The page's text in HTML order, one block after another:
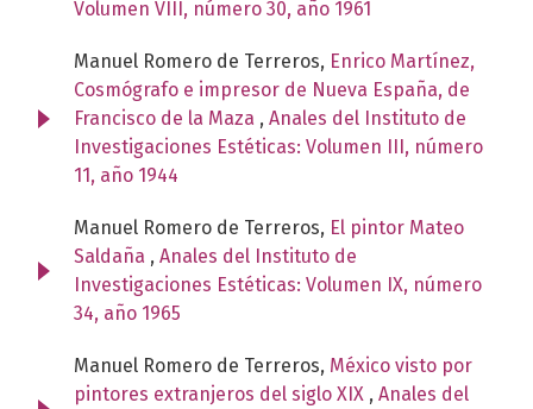
Volumen VIII, número 30, año 1961
Manuel Romero de Terreros, Enrico Martínez,
Cosmógrafo e impresor de Nueva España, de
Francisco de la Maza , Anales del Instituto de
Investigaciones Estéticas: Volumen III, número
11, año 1944
Manuel Romero de Terreros, El pintor Mateo
Saldaña , Anales del Instituto de
Investigaciones Estéticas: Volumen IX, número
34, año 1965
Manuel Romero de Terreros, México visto por
pintores extranjeros del siglo XIX , Anales del